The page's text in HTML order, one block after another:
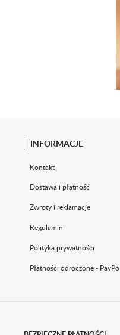
INFORMACJE
Kontakt
Dostawa i płatność
Zwroty i reklamacje
Regulamin
Polityka prywatności
Płatności odroczone - PayPo